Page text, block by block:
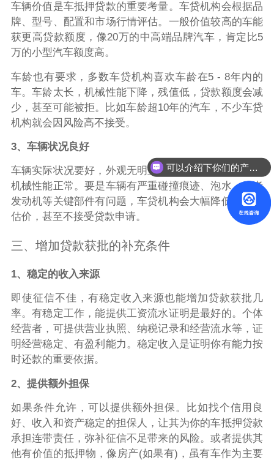
车辆价值是车抵押贷款的重要考量。车贷机构会根据品
牌、型号、配置和市场行情评估。一般价值较高的车能
获更高贷款额度，像20万的中高端品牌汽车，肯定比5
万的小型汽车额度高。
车龄也有要求，多数车贷机构喜欢车龄在5 - 8年内的
车。车龄太长，机械性能下降，残值低，贷款额度会减
少，甚至可能被拒。比如车龄超10年的汽车，不少车贷
机构就会因风险高不接受。
3、车辆状况良好
车辆实际状况要好，外观无明显重大损伤、内饰整洁、
机械性能正常。要是车辆有严重碰撞痕迹、泡水，或者
发动机等关键部件有问题，车贷机构会大幅降低车辆评
估价，甚至不接受贷款申请。
三、增加贷款获批的补充条件
1、稳定的收入来源
即使征信不佳，有稳定收入来源也能增加贷款获批几
率。有稳定工作，能提供工资流水证明是最好的。个体
经营者，可提供营业执照、纳税记录和经营流水等，证
明经营稳定、有盈利能力。稳定收入是证明你有能力按
时还款的重要依据。
2、提供额外担保
如果条件允许，可以提供额外担保。比如找个信用良
好、收入和资产稳定的担保人，让其为你的车抵押贷款
承担连带责任，弥补征信不足带来的风险。或者提供其
他有价值的抵押物，像房产(如果有)，虽有车作为主要
可以介绍下你们的产品么？